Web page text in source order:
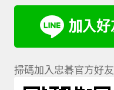
掃碼加入忠碁官方好友